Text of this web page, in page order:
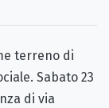
terreno di
Sabato 23
di via